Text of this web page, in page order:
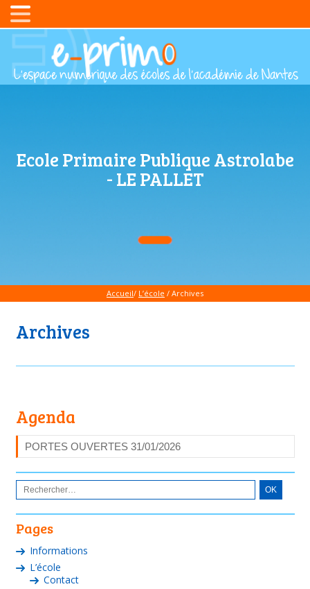
Ecole Primaire Publique Astrolabe
- LE PALLET
Accueil/ L’école / Archives
Archives
Agenda
PORTES OUVERTES 31/01/2026
Pages
Informations
L’école
Contact